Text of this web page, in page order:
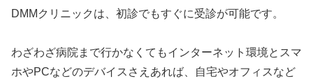
DMMクリニックは、初診でもすぐに受診が可能です。
わざわざ病院まで行かなくてもインターネット環境とスマ
ホやPCなどのデバイスさえあれば、自宅やオフィスなど